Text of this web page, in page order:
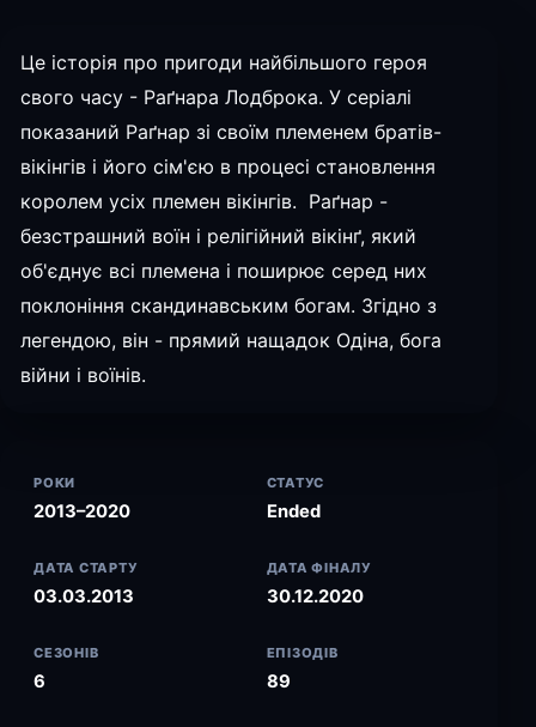
Це історія про пригоди найбільшого героя
свого часу - Раґнара Лодброка. У серіалі
показаний Раґнар зі своїм племенем братів-
вікінгів і його сім'єю в процесі становлення
королем усіх племен вікінгів. Раґнар -
безстрашний воїн і релігійний вікінґ, який
об'єднує всі племена і поширює серед них
поклоніння скандинавським богам. Згідно з
легендою, він - прямий нащадок Одіна, бога
війни і воїнів.
РОКИ
2013–2020
СТАТУС
Ended
ДАТА СТАРТУ
03.03.2013
ДАТА ФІНАЛУ
30.12.2020
СЕЗОНІВ
6
ЕПІЗОДІВ
89